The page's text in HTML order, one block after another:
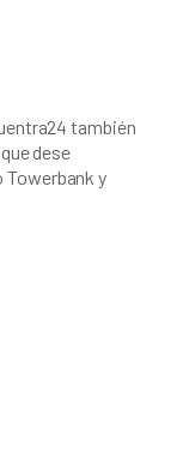
también
dese
Towerbank y